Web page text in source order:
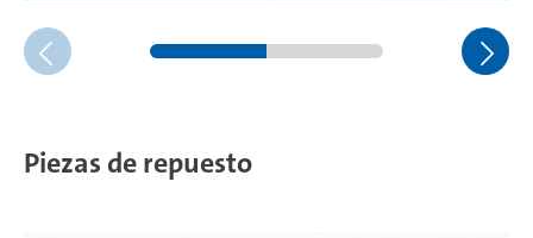
Piezas de repuesto